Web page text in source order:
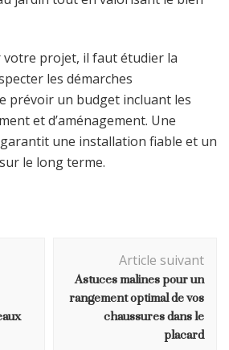
projet, il faut étudier la
les démarches
prévoir un budget incluant les
et d’aménagement. Une
une installation fiable et un
le long terme.
Article suivant
Astuces malines pour un
rangement optimal de vos
chaussures dans le
placard